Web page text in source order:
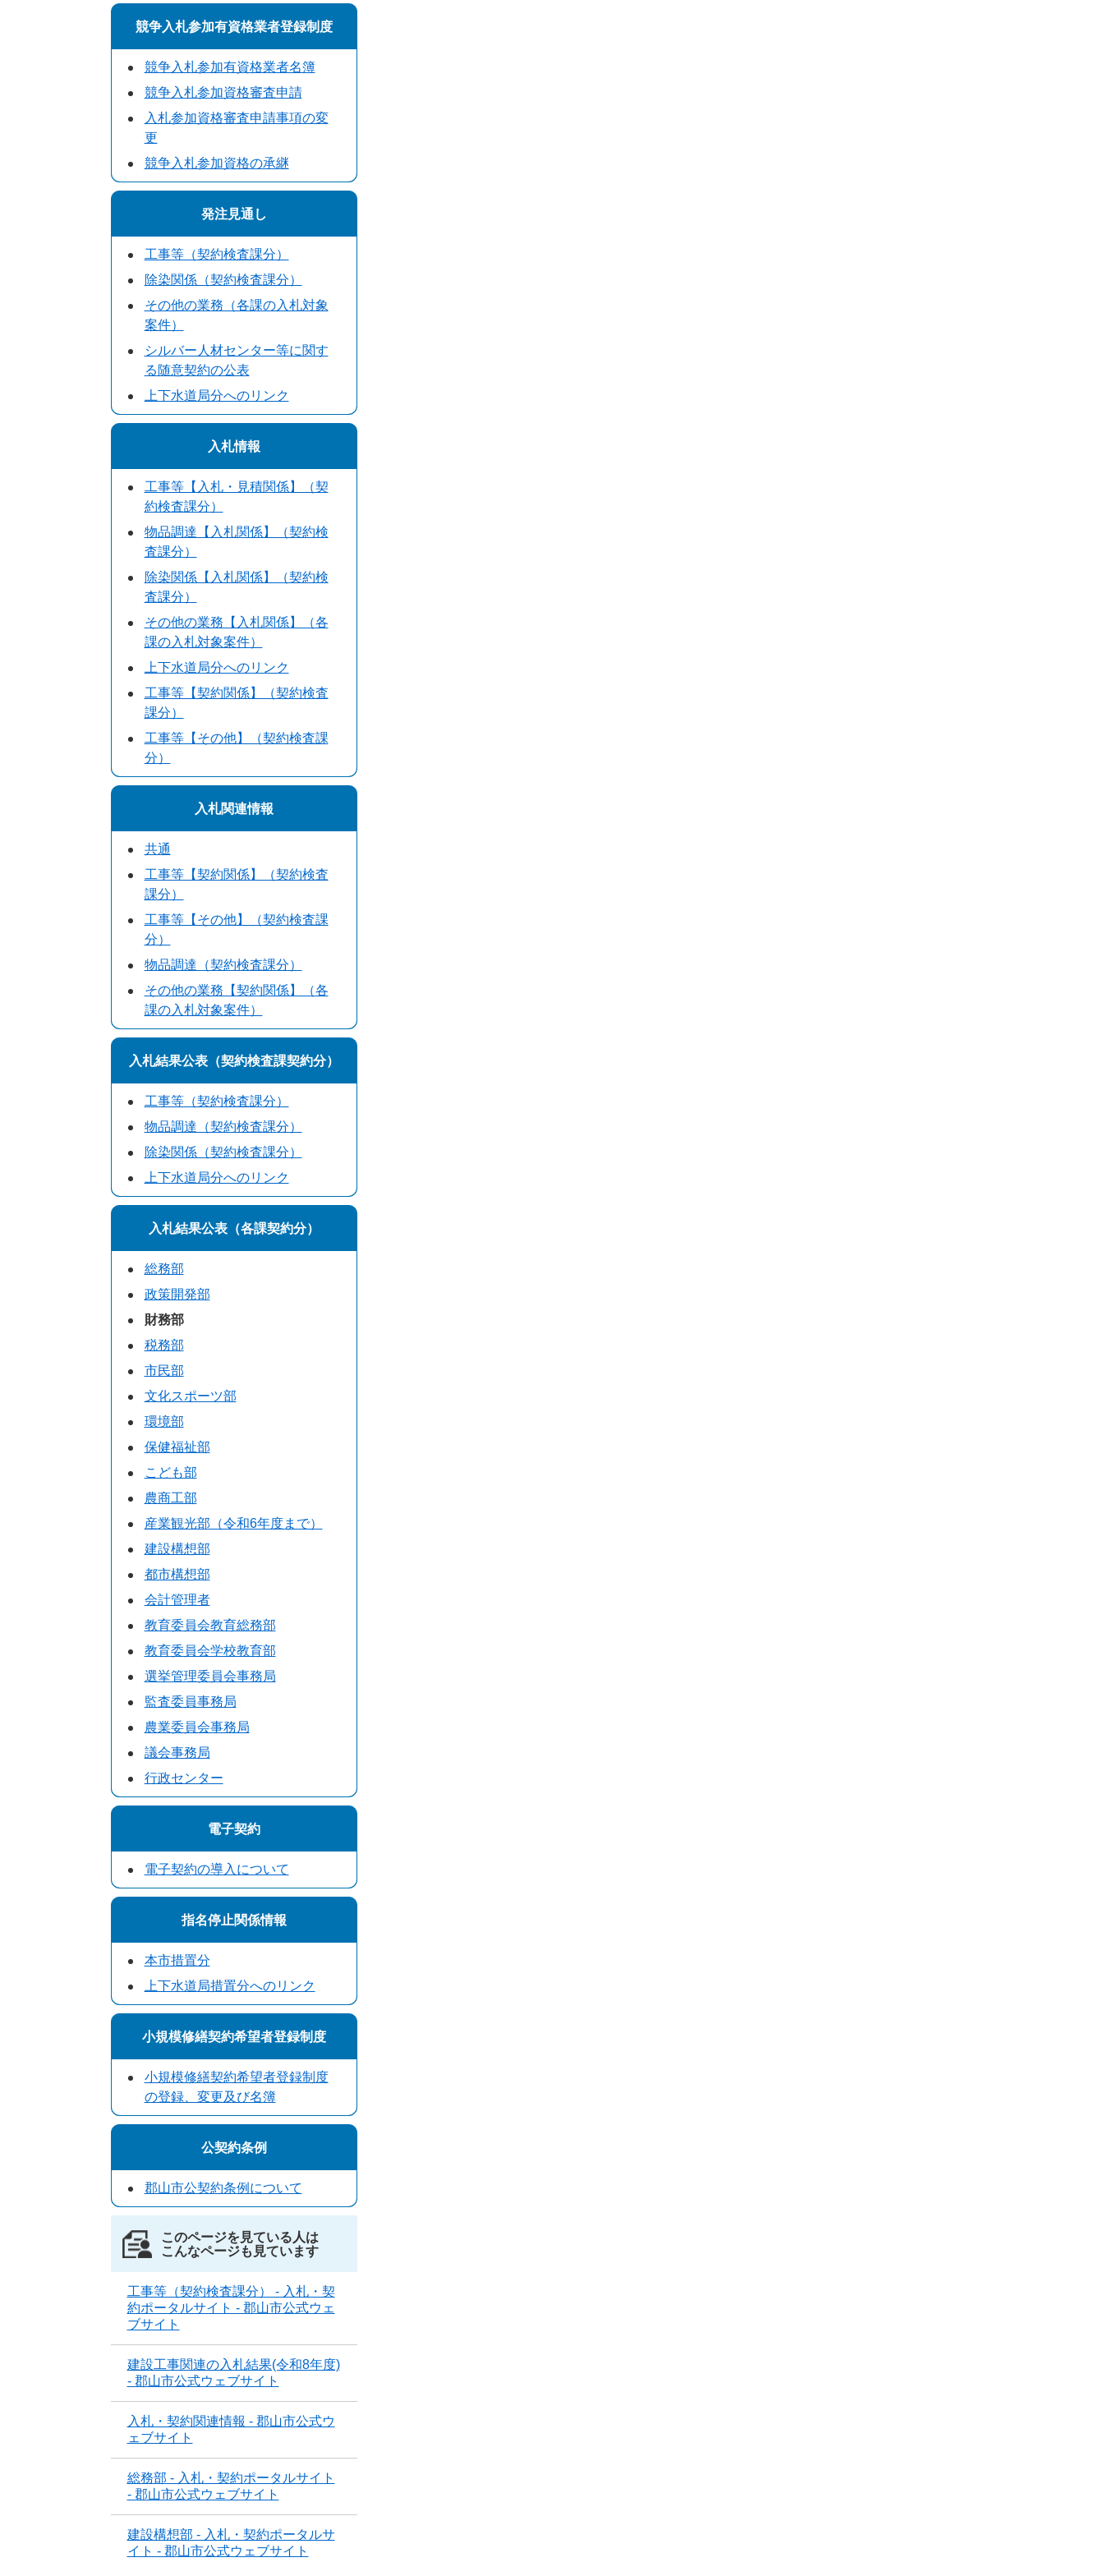
競争入札参加有資格業者登録制度
競争入札参加有資格業者名簿
競争入札参加資格審査申請
入札参加資格審査申請事項の変
更
競争入札参加資格の承継
発注見通し
工事等（契約検査課分）
除染関係（契約検査課分）
その他の業務（各課の入札対象
案件）
シルバー人材センター等に関す
る随意契約の公表
上下水道局分へのリンク
入札情報
工事等【入札・見積関係】（契
約検査課分）
物品調達【入札関係】（契約検
査課分）
除染関係【入札関係】（契約検
査課分）
その他の業務【入札関係】（各
課の入札対象案件）
上下水道局分へのリンク
工事等【契約関係】（契約検査
課分）
工事等【その他】（契約検査課
分）
入札関連情報
共通
工事等【契約関係】（契約検査
課分）
工事等【その他】（契約検査課
分）
物品調達（契約検査課分）
その他の業務【契約関係】（各
課の入札対象案件）
入札結果公表（契約検査課契約分）
工事等（契約検査課分）
物品調達（契約検査課分）
除染関係（契約検査課分）
上下水道局分へのリンク
入札結果公表（各課契約分）
総務部
政策開発部
財務部
税務部
市民部
文化スポーツ部
環境部
保健福祉部
こども部
農商工部
産業観光部（令和6年度まで）
建設構想部
都市構想部
会計管理者
教育委員会教育総務部
教育委員会学校教育部
選挙管理委員会事務局
監査委員事務局
農業委員会事務局
議会事務局
行政センター
電子契約
電子契約の導入について
指名停止関係情報
本市措置分
上下水道局措置分へのリンク
小規模修繕契約希望者登録制度
小規模修繕契約希望者登録制度
の登録、変更及び名簿
公契約条例
郡山市公契約条例について
このページを見ている人は
こんなページも見ています
工事等（契約検査課分） - 入札・契
約ポータルサイト - 郡山市公式ウェ
ブサイト
建設工事関連の入札結果(令和8年度)
- 郡山市公式ウェブサイト
入札・契約関連情報 - 郡山市公式ウ
ェブサイト
総務部 - 入札・契約ポータルサイト
- 郡山市公式ウェブサイト
建設構想部 - 入札・契約ポータルサ
イト - 郡山市公式ウェブサイト